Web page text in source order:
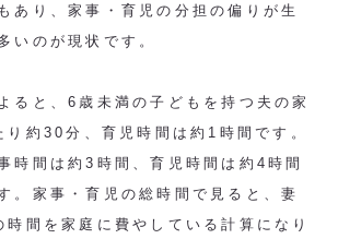
あり、家事・育児の分担の偏りが生
いのが現状です。
ると、6歳未満の子どもを持つ夫の家
り約30分、育児時間は約1時間です。
時間は約3時間、育児時間は約4時間
。家事・育児の総時間で見ると、妻
間を家庭に費やしている計算になり